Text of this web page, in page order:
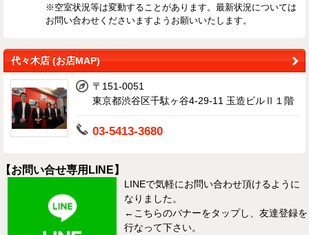
※空室状況等は変動することがあります。最新状況については
お問い合わせくださいますようお願いいたします。
代々木店 (お店MAP)
〒151-0051
東京都渋谷区千駄ヶ谷4-29-11 玉造ビルⅡ１階
03-5413-3680
【お問い合せ専用LINE】
LINEで気軽にお問い合わせ頂けるように
なりました。
←こちらのバナーをタップし、友達登録を
行なって下さい。